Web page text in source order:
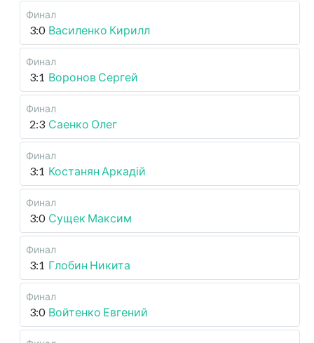
Финал
3:0 Василенко Кирилл
Финал
3:1 Воронов Сергей
Финал
2:3 Саенко Олег
Финал
3:1 Костанян Аркадій
Финал
3:0 Сущек Максим
Финал
3:1 Глобин Никита
Финал
3:0 Войтенко Евгений